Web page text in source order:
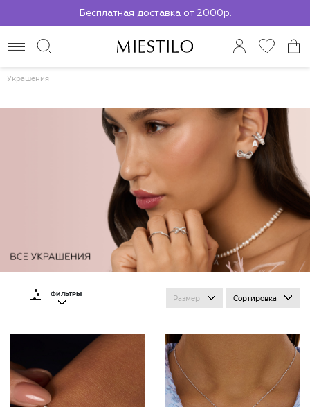
Бесплатная доставка от 2000р.
По всей России до ПВЗ СДЭК
Украшения
ФИЛЬТРЫ Размер Сортировка